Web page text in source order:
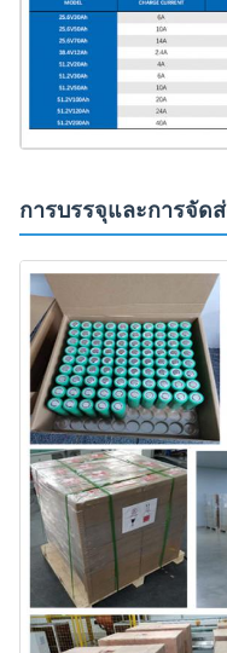
การบรรจุและการจัด